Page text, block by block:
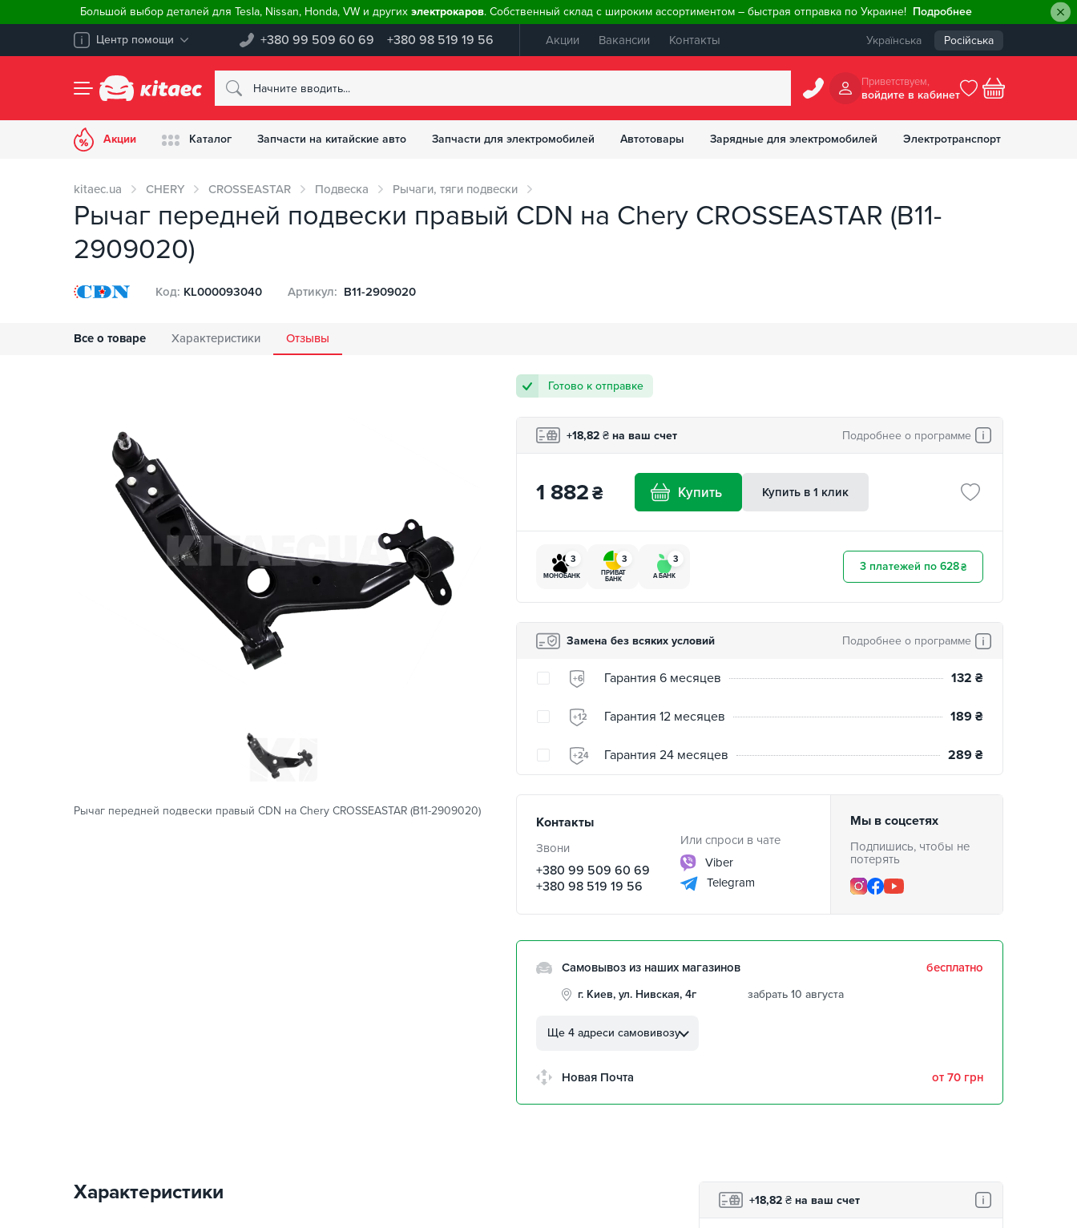
Большой выбор деталей для Tesla, Nissan, Honda, VW и других электрокаров. Собственный склад с широким ассортиментом – быстрая отправка по Украине! Подробнее
Центр помощи +380 99 509 60 69 +380 98 519 19 56 Акции Вакансии Контакты Українська Російська
Приветствуем,
войдите в кабинет
Акции Каталог Запчасти на китайские авто Запчасти для электромобилей Автотовары Зарядные для электромобилей Электротранспорт
kitaec.ua CHERY CROSSEASTAR Подвеска Рычаги, тяги подвески
Рычаг передней подвески правый CDN на Chery CROSSEASTAR (B11-
2909020)
Все о товаре Характеристики Отзывы
Код: KL000093040 Артикул: B11-2909020
Рычаг передней подвески правый CDN на Chery CROSSEASTAR (B11-2909020)
Готово к отправке
+18,82 ₴ на ваш счет Подробнее о программе
1 882₴ Купить Купить в 1 клик
3
МОНОБАНК
3
ПРИВАТ
БАНК
3
А БАНК
3 платежей по 628₴
Замена без всяких условий Подробнее о программе
+6 Гарантия 6 месяцев 132 ₴
+12 Гарантия 12 месяцев 189 ₴
+24 Гарантия 24 месяцев 289 ₴
Контакты
Звони
+380 99 509 60 69
+380 98 519 19 56
Или спроси в чате
Viber
Telegram
Мы в соцсетях
Подпишись, чтобы не
потерять
Самовывоз из наших магазинов бесплатно
г. Киев, ул. Нивская, 4г
забрать 10 августа
Автолюбителей, 8а
26
Ще 4 адреси самовивозу
Новая Почта от 70 грн
Характеристики +18,82 ₴ на ваш счет